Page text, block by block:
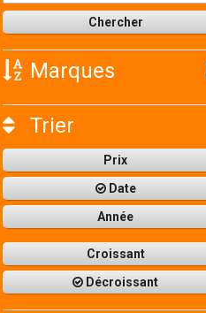
Marques
Trier
Prix
Date
Année
Croissant
Décroissant